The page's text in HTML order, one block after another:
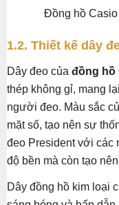
Đồng hồ
1.2. Thiết kế dây
Dây đeo của đồng hồ
thép không gỉ, mang
người đeo. Màu sắc
mặt số, tạo nên sự
đeo President với các
độ bền mà còn tạo
Dây đồng hồ kim loại